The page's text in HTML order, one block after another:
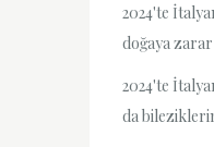
2024'te
doğaya
2024'te
da